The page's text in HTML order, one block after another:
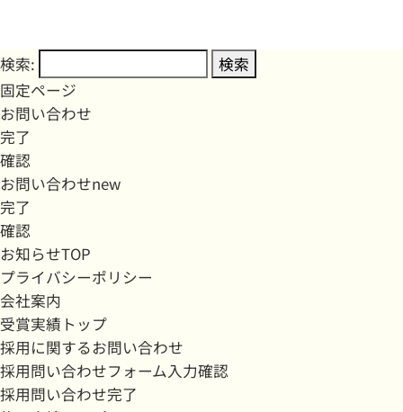
検索:
固定ページ
お問い合わせ
完了
確認
お問い合わせnew
完了
確認
お知らせTOP
プライバシーポリシー
会社案内
受賞実績トップ
採用に関するお問い合わせ
採用問い合わせフォーム入力確認
採用問い合わせ完了